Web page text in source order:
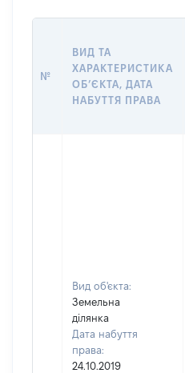
№
ВИД ТА
ХАРАКТЕРИСТИКА
ОБʼЄКТА, ДАТА
НАБУТТЯ ПРАВА
Вид об'єкта:
Земельна
ділянка
Дата набуття
права:
24.10.2019